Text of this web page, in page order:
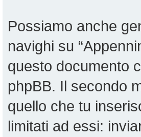
Possiamo anche
navighi su
questo documento
phpBB. Il secondo
quello che tu
limitati ad essi: